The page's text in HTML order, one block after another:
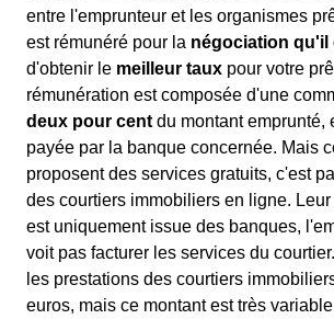
entre l'emprunteur et les organismes
est rémunéré pour la négociation qu'il
d'obtenir le meilleur taux pour votre
rémunération est composée d'une
deux pour cent du montant emprunté,
payée par la banque concernée. Mais
proposent des services gratuits, c'est
des courtiers immobiliers en ligne.
est uniquement issue des banques,
voit pas facturer les services du
les prestations des courtiers
euros, mais ce montant est très